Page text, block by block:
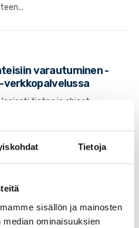
Tietoja
sisällön ja mainosten
ominaisuuksien
varautuminen -
verkkopalvelussa
laajasti tietoa ja ohjeet
Oppaasta saa tietoa
yhteistyössä